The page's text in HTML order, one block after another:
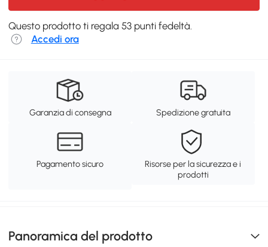
Questo prodotto ti regala 53 punti fedeltà.
Accedi ora
Garanzia di consegna Spedizione gratuita
Pagamento sicuro
Risorse per la sicurezza e i
prodotti
Panoramica del prodotto